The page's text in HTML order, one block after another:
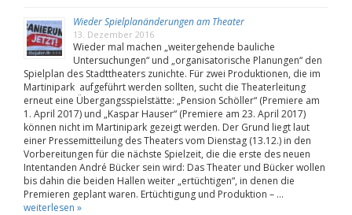
Wieder Spielplanänderungen am Theater
13. Dezember 2016
Wieder mal machen „weitergehende bauliche
Untersuchungen“ und „organisatorische Planungen“ den
Spielplan des Stadttheaters zunichte. Für zwei Produktionen, die im
Martinipark aufgeführt werden sollten, sucht die Theaterleitung
erneut eine Übergangsspielstätte: „Pension Schöller“ (Premiere am
1. April 2017) und „Kaspar Hauser“ (Premiere am 23. April 2017)
können nicht im Martinipark gezeigt werden. Der Grund liegt laut
einer Pressemitteilung des Theaters vom Dienstag (13.12.) in den
Vorbereitungen für die nächste Spielzeit, die die erste des neuen
Intentanden André Bücker sein wird: Das Theater und Bücker wollen
bis dahin die beiden Hallen weiter „ertüchtigen“, in denen die
Premieren geplant waren. Ertüchtigung und Produktion – …
weiterlesen »